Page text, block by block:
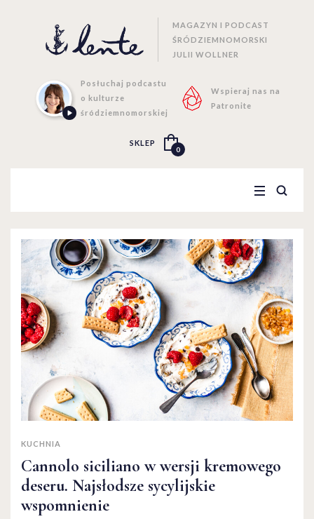
MAGAZYN I PODCAST
ŚRÓDZIEMNOMORSKI
JULII WOLLNER
Posłuchaj podcastu
o kulturze
śródziemnomorskiej
Wspieraj nas na
Patronite
SKLEP
0
KUCHNIA
Cannolo siciliano w wersji kremowego
deseru. Najsłodsze sycylijskie
wspomnienie